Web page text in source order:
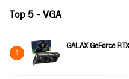
Top 5 - VGA
1 GALAX GeForce